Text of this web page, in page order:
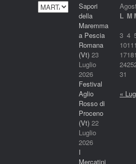
nostri
Sapori
della
Maremma
a Pescia
Romana
(Vt) 23
Luglio
2026
Festival
Aglio
Rosso di
Proceno
(Vt) 22
Luglio
2026
I
Mercatini
L M
3 4
1011
1718
2425
31
« Lug